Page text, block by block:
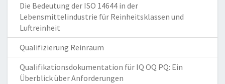
Die Bedeutung der ISO 14644 in der
Lebensmittelindustrie für Reinheitsklassen und
Luftreinheit
Qualifizierung Reinraum
Qualifikationsdokumentation für IQ OQ PQ: Ein
Überblick über Anforderungen